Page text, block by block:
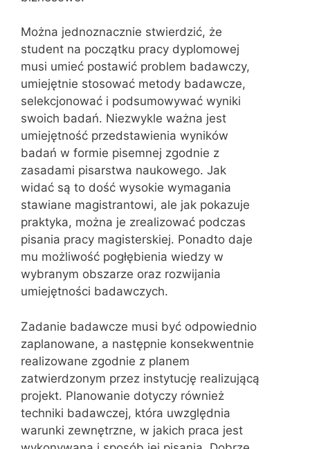
Można jednoznacznie stwierdzić, że
student na początku pracy dyplomowej
musi umieć postawić problem badawczy,
umiejętnie stosować metody badawcze,
selekcjonować i podsumowywać wyniki
swoich badań. Niezwykle ważna jest
umiejętność przedstawienia wyników
badań w formie pisemnej zgodnie z
zasadami pisarstwa naukowego. Jak
widać są to dość wysokie wymagania
stawiane magistrantowi, ale jak pokazuje
praktyka, można je zrealizować podczas
pisania pracy magisterskiej. Ponadto daje
mu możliwość pogłębienia wiedzy w
wybranym obszarze oraz rozwijania
umiejętności badawczych.
Zadanie badawcze musi być odpowiednio
zaplanowane, a następnie konsekwentnie
realizowane zgodnie z planem
zatwierdzonym przez instytucję realizującą
projekt. Planowanie dotyczy również
techniki badawczej, która uwzględnia
warunki zewnętrzne, w jakich praca jest